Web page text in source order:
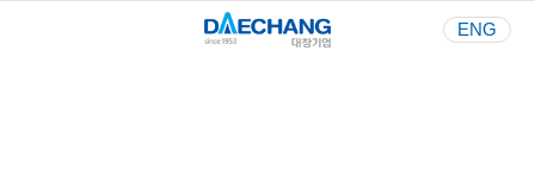
ENG